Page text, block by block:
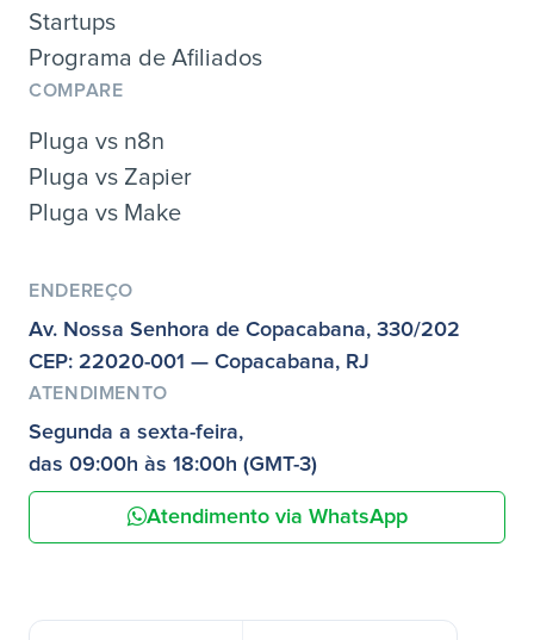
Startups
Programa de Afiliados
COMPARE
Pluga vs n8n
Pluga vs Zapier
Pluga vs Make
ENDEREÇO
Av. Nossa Senhora de Copacabana, 330/202
CEP: 22020-001 — Copacabana, RJ
ATENDIMENTO
Segunda a sexta-feira,
das 09:00h às 18:00h (GMT-3)
Atendimento via WhatsApp